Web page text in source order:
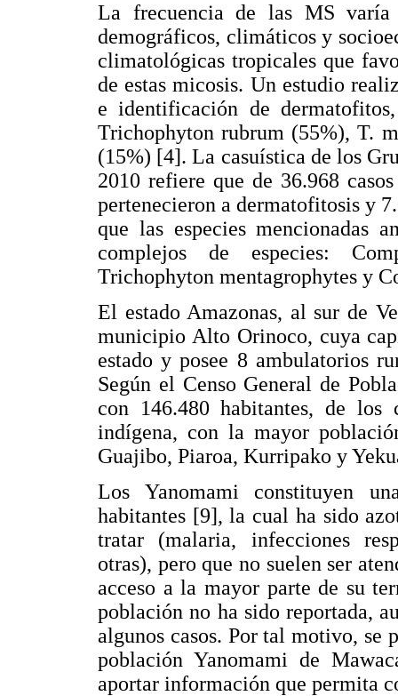
La frecuencia de las MS
demográficos, climáticos y
climatológicas tropicales que
de estas micosis. Un estudio
e identificación de
Trichophyton rubrum (55%), T.
(15%) [4]. La casuística de los
2010 refiere que de 36.968
pertenecieron a dermatofitosis y
que las especies mencionadas
complejos de especies:
Trichophyton mentagrophytes y
El estado Amazonas, al sur de
municipio Alto Orinoco, cuya
estado y posee 8 ambulatorios
Según el Censo General de
con 146.480 habitantes, de los
indígena, con la mayor
Guajibo, Piaroa, Kurripako y
Los Yanomami constituyen
habitantes [9], la cual ha sido
tratar (malaria, infecciones
otras), pero que no suelen ser
acceso a la mayor parte de su
población no ha sido reportada,
algunos casos. Por tal motivo, se
población Yanomami de
aportar información que permita